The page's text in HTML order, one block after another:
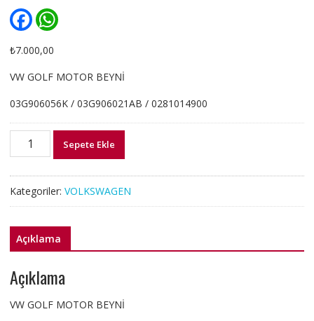
F
a
e
o
W
h
p
₺7.000,00
VW GOLF MOTOR BEYNİ
03G906056K / 03G906021AB / 0281014900
03G906056K
BEYNİ
0281014900
adet
Sepete Ekle
Kategoriler: VOLKSWAGEN
Açıklama
Açıklama
VW GOLF MOTOR BEYNİ